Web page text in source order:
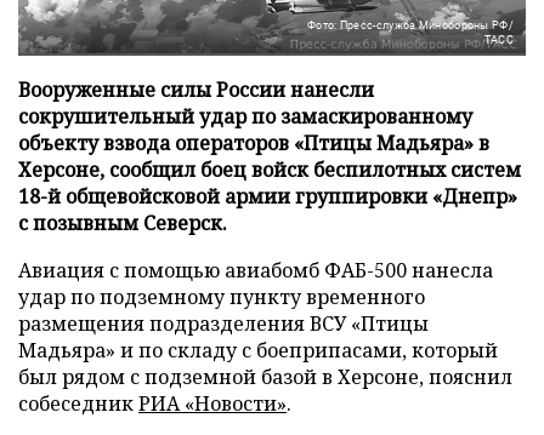
Фото: Пресс-служба Минобороны РФ/
ТАСС
Вооруженные силы России нанесли
сокрушительный удар по замаскированному
объекту взвода операторов «Птицы Мадьяра» в
Херсоне, сообщил боец войск беспилотных систем
18-й общевойсковой армии группировки «Днепр»
с позывным Северск.
Авиация с помощью авиабомб ФАБ-500 нанесла
удар по подземному пункту временного
размещения подразделения ВСУ «Птицы
Мадьяра» и по складу с боеприпасами, который
был рядом с подземной базой в Херсоне, пояснил
собеседникРИА «Новости».